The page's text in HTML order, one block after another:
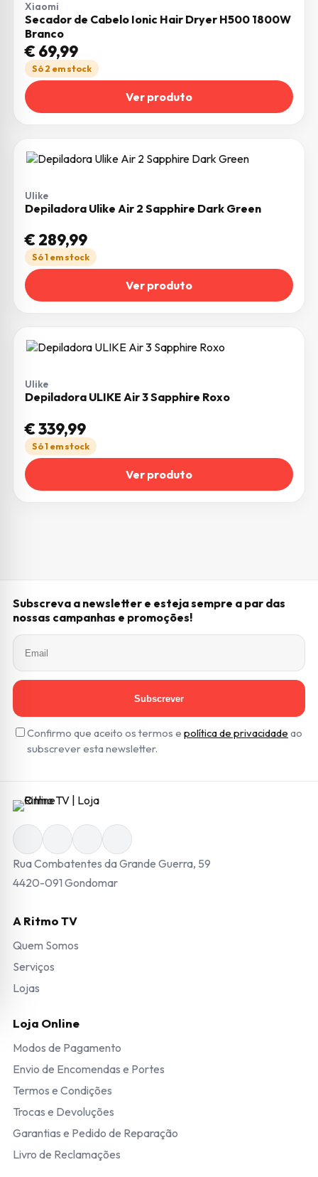
Xiaomi
Secador de Cabelo Ionic Hair Dryer H500 1800W
Branco
€69,99
Só 2 em stock
Ver produto
Ulike
Depiladora Ulike Air 2 Sapphire Dark Green
€289,99
Só 1 em stock
Ver produto
Ulike
Depiladora ULIKE Air 3 Sapphire Roxo
€339,99
Só 1 em stock
Ver produto
Subscreva a newsletter e esteja sempre a par das
nossas campanhas e promoções!
Subscrever
Confirmo que aceito os termos e política de privacidade ao
subscrever esta newsletter.
Rua Combatentes da Grande Guerra, 59
4420-091 Gondomar
A Ritmo TV
Quem Somos
Serviços
Lojas
Loja Online
Modos de Pagamento
Envio de Encomendas e Portes
Termos e Condições
Trocas e Devoluções
Garantias e Pedido de Reparação
Livro de Reclamações